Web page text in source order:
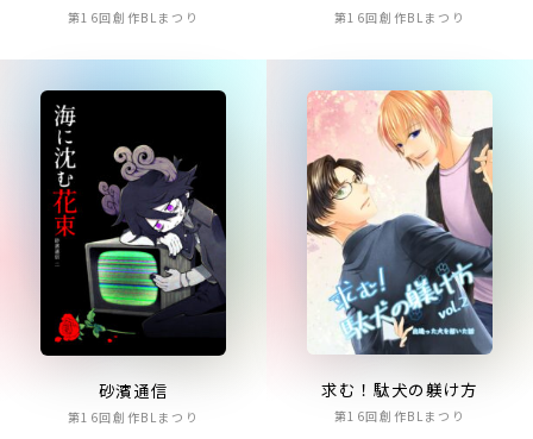
第16回創作BLまつり 第16回創作BLまつり
砂濱通信
第16回創作BLまつり
求む！駄犬の躾け方
第16回創作BLまつり